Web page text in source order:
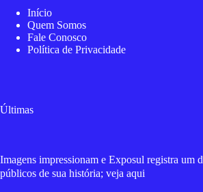
Início
Quem Somos
Fale Conosco
Política de Privacidade
Últimas
Imagens impressionam e Exposul registra um
públicos de sua história; veja aqui